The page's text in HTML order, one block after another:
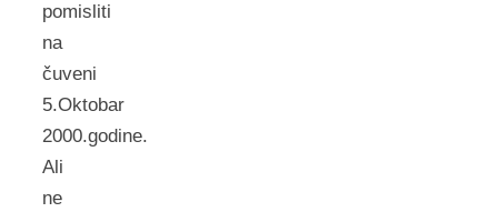
pomisliti
na
čuveni
5.Oktobar
2000.godine.
Ali
ne